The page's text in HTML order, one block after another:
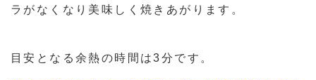
ラがなくなり美味しく焼きあがります。
目安となる余熱の時間は3分です。